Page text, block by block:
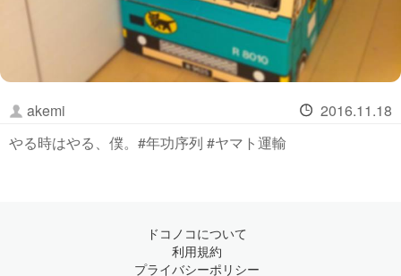
akemi
2016.11.18
やる時はやる、僕。#年功序列 #ヤマト運輸
ドコノコについて
利用規約
プライバシーポリシー